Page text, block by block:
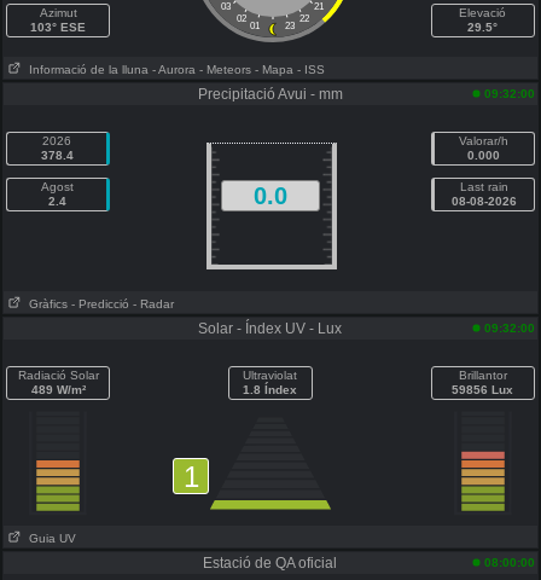
Azimut
103° ESE
03
21
02
22
01 23
Elevació
29.5°
Informació de la lluna - Aurora - Meteors - Mapa - ISS
Precipitació Avui - mm 09:32:00
2026
378.4
Agost
2.4
0.0
Valorar/h
0.000
Last rain
08-08-2026
Gràfics - Predicció - Radar
Solar - Índex UV - Lux 09:32:00
Radiació Solar
489 W/m²
Ultraviolat
1.8 Índex
1
Brillantor
59856 Lux
Guia UV
Estació de QA oficial 08:00:00